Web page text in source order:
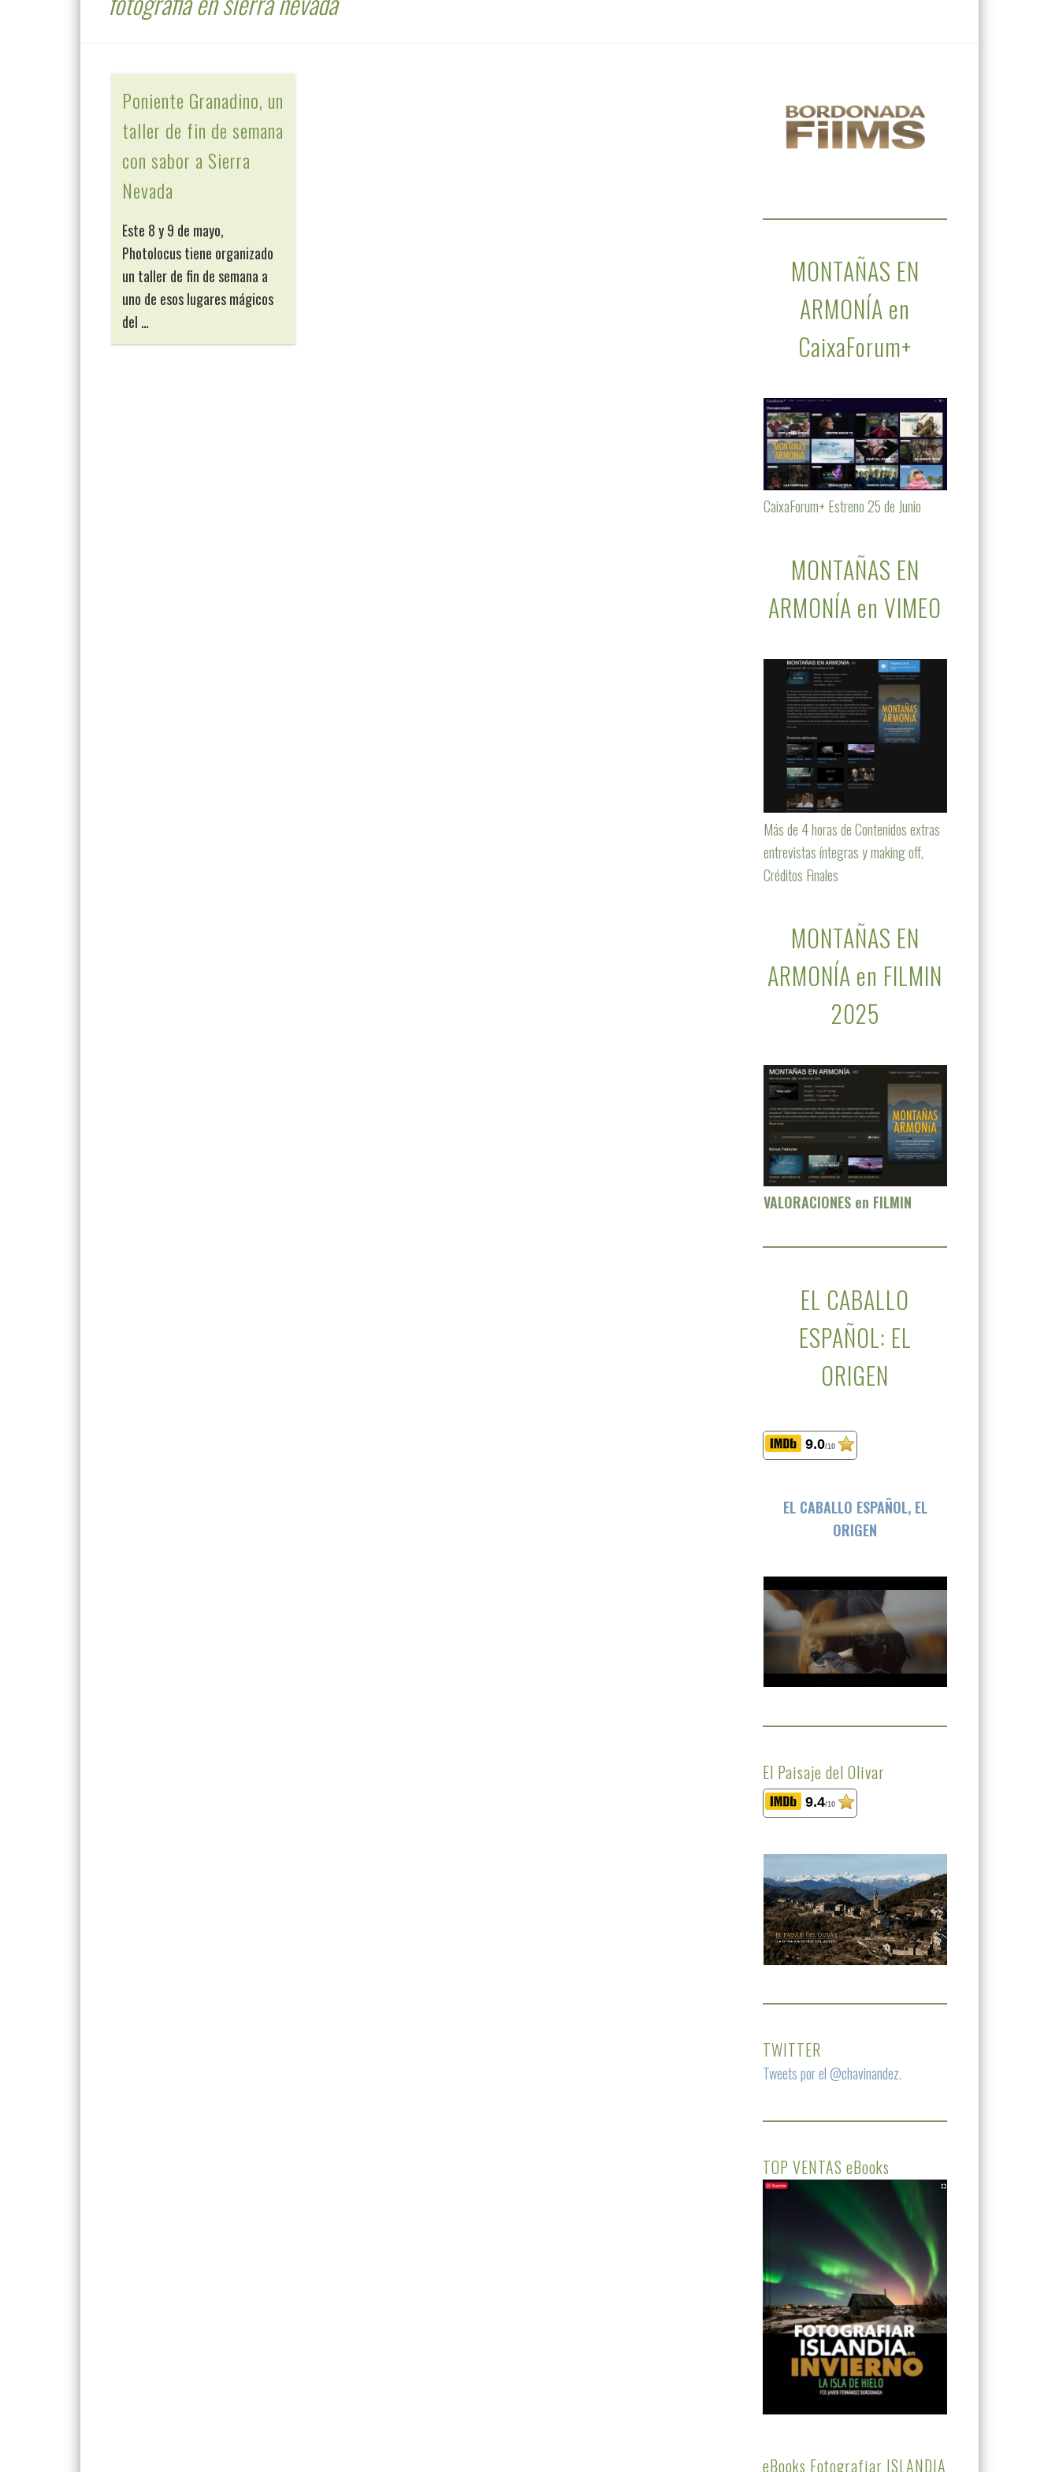
Poniente Granadino, un
taller de fin de semana
con sabor a Sierra
Nevada
Este 8 y 9 de mayo,
Photolocus tiene organizado
un taller de fin de semana a
uno de esos lugares mágicos
del …
MONTAÑAS EN
ARMONÍA en
CaixaForum+
CaixaForum+ Estreno 25 de Junio
MONTAÑAS EN
ARMONÍA en VIMEO
Más de 4 horas de Contenidos extras
entrevistas íntegras y making off,
Créditos Finales
MONTAÑAS EN
ARMONÍA en FILMIN
2025
VALORACIONES en FILMIN
EL CABALLO
ESPAÑOL: EL
ORIGEN
9.0/10
EL CABALLO ESPAÑOL, EL
ORIGEN
El Paisaje del Olivar
9.4/10
TWITTER
Tweets por el @chavinandez.
TOP VENTAS eBooks
eBooks Fotografiar ISLANDIA